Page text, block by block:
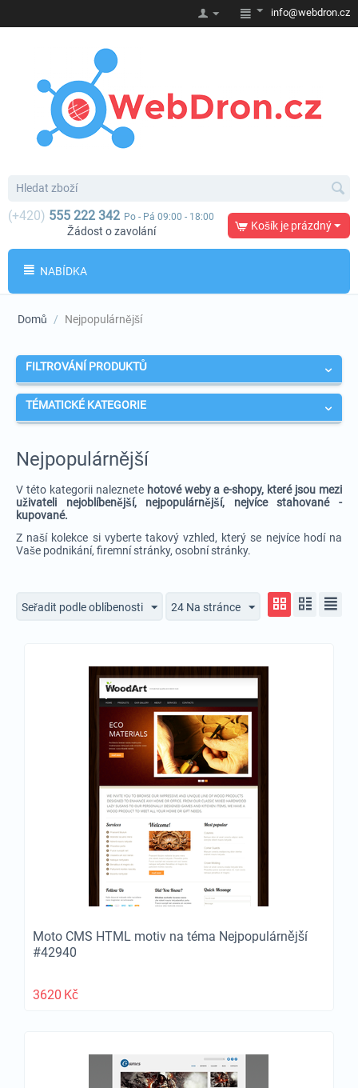
info@webdron.cz
(+420) 555 222 342 Po - Pá 09:00 - 18:00
Žádost o zavolání Košík je prázdný
NABÍDKA
Domů / Nejpopulárnější
FILTROVÁNÍ PRODUKTŮ
TÉMATICKÉ KATEGORIE
Nejpopulárnější
V této kategorii naleznete hotové weby a e-shopy, které jsou mezi
uživateli nejoblíbenější, nejpopulárnější, nejvíce stahované -
kupované.
Z naší kolekce si vyberte takový vzhled, který se nejvíce hodí na
Vaše podnikání, firemní stránky, osobní stránky.
Seřadit podle oblíbenosti 24 Na stránce
Moto CMS HTML motiv na téma Nejpopulárnější
#42940
3620 Kč